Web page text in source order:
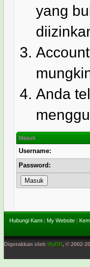
yang
Anda
Masuk
Username:
Password:
Hubungi Kami | My Website |
Digerakkan oleh MyBB, © 2002-